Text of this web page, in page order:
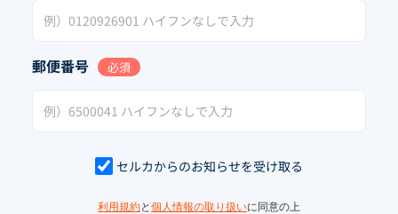
郵便番号 必須
セルカからのお知らせを受け取る
利用規約と 個人情報の取り扱いに同意の上